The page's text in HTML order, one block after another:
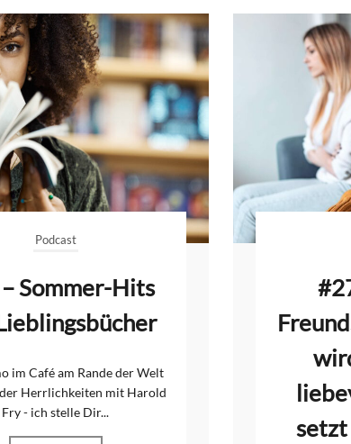
Podcast
Sommer-Hits
im Café am Rande der Welt
der Herrlichkeiten mit Harold
Fry - ich stelle Dir...